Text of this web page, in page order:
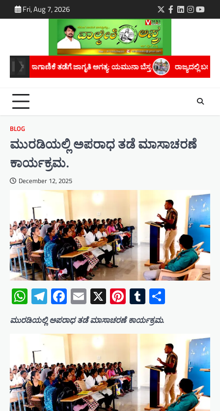
to
Fri, Aug 7, 2026 Twitter
Facebook
LinkedIn
ಜಾಗೃತಿ ಅಗತ್ಯ: ಯಮುನಾ ಬೆಸ್ತ. ರಾಜ್ಯದಲ್ಲಿ ಬರಗಾಲದ ಛಾಯೆ ಆವರಿಸಿದೆ;
BLOG
ಮುರಡಿಯಲ್ಲಿ ಅಪರಾಧ ತಡೆ ಮಾಸಾಚರಣೆ
ಕಾರ್ಯಕ್ರಮ.
December 12, 2025
WhatsApp
Telegram
Facebook
Email
X Pinterest
Tumblr
ಮುರಡಿಯಲ್ಲಿ ಅಪರಾಧ ತಡೆ ಮಾಸಾಚರಣೆ ಕಾರ್ಯಕ್ರಮ.